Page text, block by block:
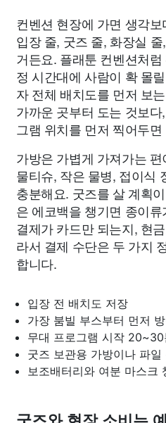
컨벤션 현장에 가면 생각
입장 줄, 굿즈 줄, 화장실
거든요. 플래툰 컨벤션처
정 시간대에 사람이 확 몰
자 전체 배치도를 먼저 보
가까운 곳부터 도는 것보
그램 위치를 먼저 찍어두
가방은 가볍게 가져가는
물티슈, 작은 물병, 접이식
충분해요. 굿즈를 살 계획
은 에코백을 챙기면 종이
결제가 카드만 되는지, 현
라서 결제 수단은 두 가지
합니다.
입장 전 배치도 저장
가장 붐빌 부스부터 먼저
무대 프로그램 시작
굿즈 보관용 가방이나 파일
보조배터리와 여분 마스크